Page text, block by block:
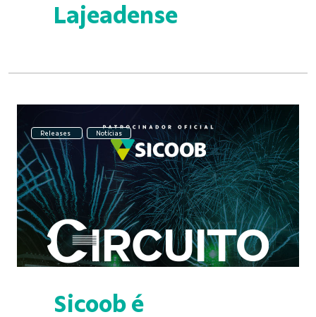
Lajeadense
Releases Notícias
Sicoob é